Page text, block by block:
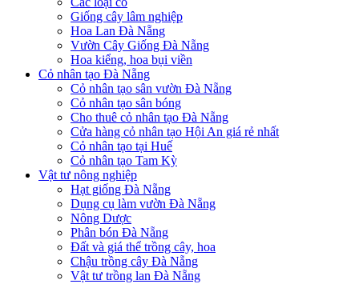
Giống cây lâm nghiệp
Hoa Lan Đà Nẵng
Vườn Cây Giống Đà Nẵng
Hoa kiểng, hoa bụi viền
Cỏ nhân tạo Đà Nẵng
Cỏ nhân tạo sân vườn Đà Nẵng
Cỏ nhân tạo sân bóng
Cho thuê cỏ nhân tạo Đà Nẵng
Cửa hàng cỏ nhân tạo Hội An giá rẻ nhất
Cỏ nhân tạo tại Huế
Cỏ nhân tạo Tam Kỳ
Vật tư nông nghiệp
Hạt giống Đà Nẵng
Dụng cụ làm vườn Đà Nẵng
Nông Dược
Phân bón Đà Nẵng
Đất và giá thể trồng cây, hoa
Chậu trồng cây Đà Nẵng
Vật tư trồng lan Đà Nẵng